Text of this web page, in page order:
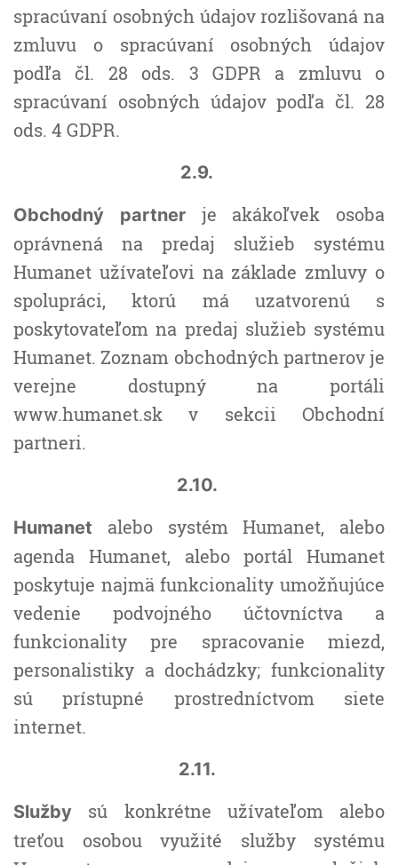
spracúvaní osobných údajov rozlišovaná na
zmluvu o spracúvaní osobných údajov
podľa čl. 28 ods. 3 GDPR a zmluvu o
spracúvaní osobných údajov podľa čl. 28
ods. 4 GDPR.
2.9.
Obchodný partnerje akákoľvek osoba
oprávnená na predaj služieb systému
Humanet užívateľovi na základe zmluvy o
spolupráci, ktorú má uzatvorenú s
poskytovateľom na predaj služieb systému
Humanet. Zoznam obchodných partnerov je
verejne dostupný na portáli
www.humanet.sk v sekcii Obchodní
partneri.
2.10.
Humanet alebo systém Humanet, alebo
agenda Humanet, alebo portál Humanet
poskytuje najmä funkcionality umožňujúce
vedenie podvojného účtovníctva a
funkcionality pre spracovanie miezd,
personalistiky a dochádzky; funkcionality
sú prístupné prostredníctvom siete
internet.
2.11.
Služby sú konkrétne užívateľom alebo
treťou osobou využité služby systému